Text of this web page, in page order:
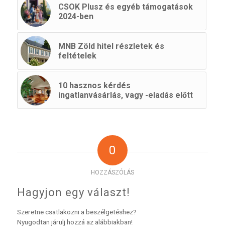
CSOK Plusz és egyéb támogatások
2024-ben
MNB Zöld hitel részletek és
feltételek
10 hasznos kérdés
ingatlanvásárlás, vagy -eladás előtt
0
HOZZÁSZÓLÁS
Hagyjon egy választ!
Szeretne csatlakozni a beszélgetéshez?
Nyugodtan járulj hozzá az alábbiakban!